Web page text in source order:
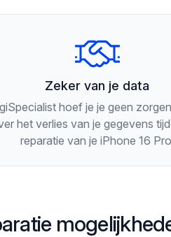
Zeker van je data
hoef je je geen
het verlies van je gegevens
reparatie van je iPhone 16